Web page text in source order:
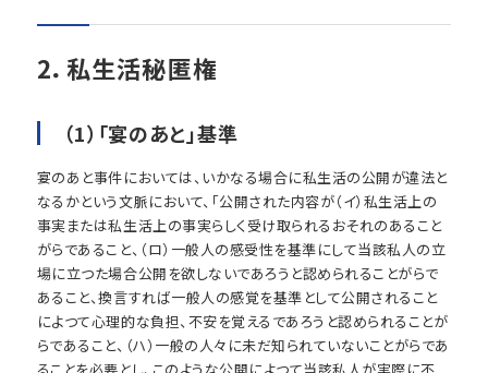
2．私生活秘匿権
（1）「宴のあと」基準
宴のあと事件においては、いかなる場合に私生活の公開が違法と
なるかという文脈において、「公開された内容が（イ）私生活上の
事実または私生活上の事実らしく受け取られるおそれのあること
がらであること、（ロ）一般人の感受性を基準にして当該私人の立
場に立つた場合公開を欲しないであろうと認められることがらで
あること、換言すれば一般人の感覚を基準として公開されること
によつて心理的な負担、不安を覚えるであろうと認められることが
らであること、（ハ）一般の人々に未だ知られていないことがらであ